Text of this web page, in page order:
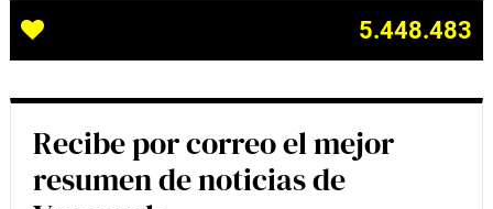
5.448.483
Recibe por correo el mejor
resumen de noticias de